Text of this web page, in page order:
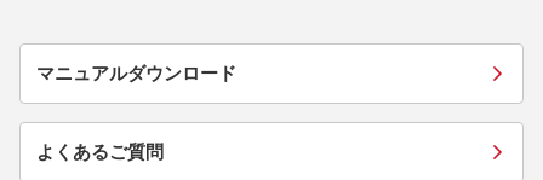
マニュアルダウンロード
よくあるご質問